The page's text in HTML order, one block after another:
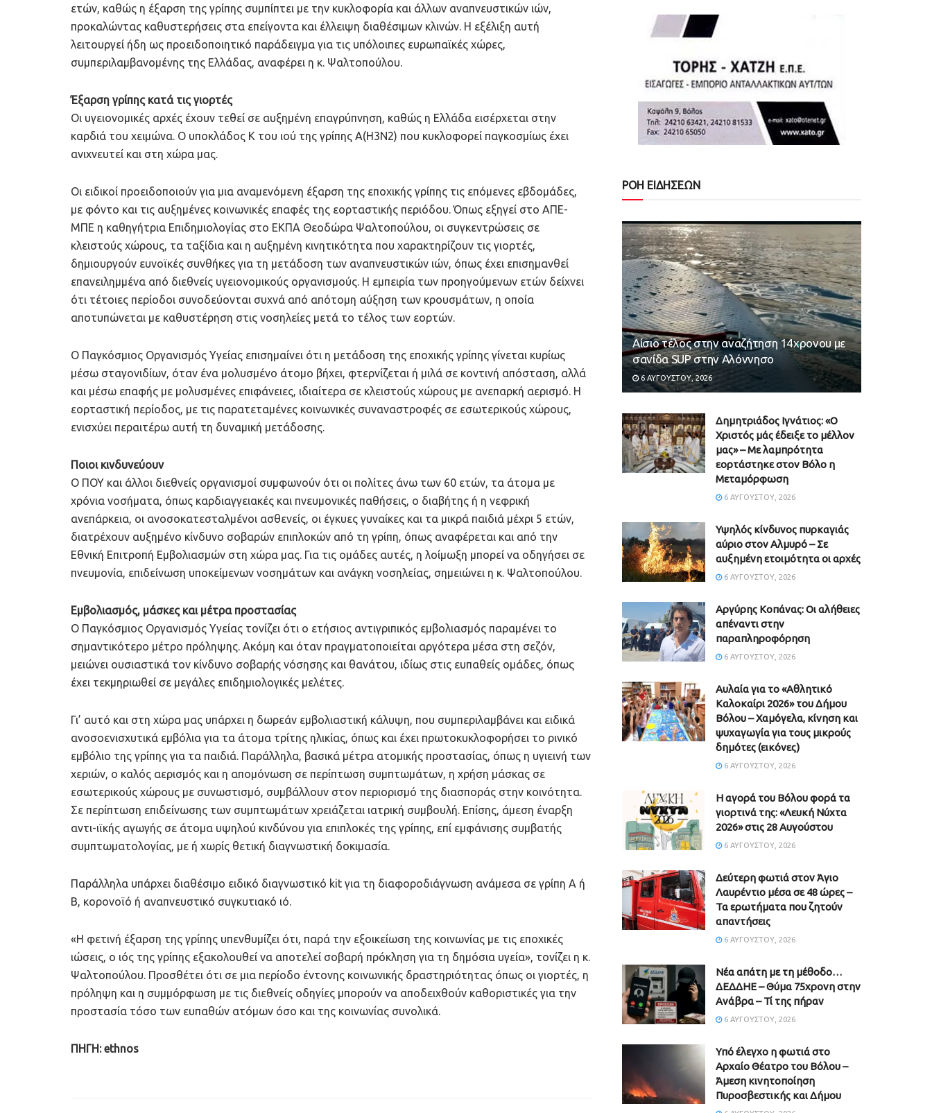
ετών, καθώς η έξαρση της γρίπης συμπίπτει με την κυκλοφορία και άλλων αναπνευστικών ιών,
προκαλώντας καθυστερήσεις στα επείγοντα και έλλειψη διαθέσιμων κλινών. Η εξέλιξη αυτή
λειτουργεί ήδη ως προειδοποιητικό παράδειγμα για τις υπόλοιπες ευρωπαϊκές χώρες,
συμπεριλαμβανομένης της Ελλάδας, αναφέρει η κ. Ψαλτοπούλου.
Έξαρση γρίπης κατά τις γιορτές
Οι υγειονομικές αρχές έχουν τεθεί σε αυξημένη επαγρύπνηση, καθώς η Ελλάδα εισέρχεται στην
καρδιά του χειμώνα. Ο υποκλάδος K του ιού της γρίπης A(H3N2) που κυκλοφορεί παγκοσμίως έχει
ανιχνευτεί και στη χώρα μας.
Οι ειδικοί προειδοποιούν για μια αναμενόμενη έξαρση της εποχικής γρίπης τις επόμενες εβδομάδες,
με φόντο και τις αυξημένες κοινωνικές επαφές της εορταστικής περιόδου. Όπως εξηγεί στο ΑΠΕ-
ΜΠΕ η καθηγήτρια Επιδημιολογίας στο ΕΚΠΑ Θεοδώρα Ψαλτοπούλου, οι συγκεντρώσεις σε
κλειστούς χώρους, τα ταξίδια και η αυξημένη κινητικότητα που χαρακτηρίζουν τις γιορτές,
δημιουργούν ευνοϊκές συνθήκες για τη μετάδοση των αναπνευστικών ιών, όπως έχει επισημανθεί
επανειλημμένα από διεθνείς υγειονομικούς οργανισμούς. Η εμπειρία των προηγούμενων ετών δείχνει
ότι τέτοιες περίοδοι συνοδεύονται συχνά από απότομη αύξηση των κρουσμάτων, η οποία
αποτυπώνεται με καθυστέρηση στις νοσηλείες μετά το τέλος των εορτών.
Ο Παγκόσμιος Οργανισμός Υγείας επισημαίνει ότι η μετάδοση της εποχικής γρίπης γίνεται κυρίως
μέσω σταγονιδίων, όταν ένα μολυσμένο άτομο βήχει, φτερνίζεται ή μιλά σε κοντινή απόσταση, αλλά
και μέσω επαφής με μολυσμένες επιφάνειες, ιδιαίτερα σε κλειστούς χώρους με ανεπαρκή αερισμό. Η
εορταστική περίοδος, με τις παρατεταμένες κοινωνικές συναναστροφές σε εσωτερικούς χώρους,
ενισχύει περαιτέρω αυτή τη δυναμική μετάδοσης.
Ποιοι κινδυνεύουν
Ο ΠΟΥ και άλλοι διεθνείς οργανισμοί συμφωνούν ότι οι πολίτες άνω των 60 ετών, τα άτομα με
χρόνια νοσήματα, όπως καρδιαγγειακές και πνευμονικές παθήσεις, ο διαβήτης ή η νεφρική
ανεπάρκεια, οι ανοσοκατεσταλμένοι ασθενείς, οι έγκυες γυναίκες και τα μικρά παιδιά μέχρι 5 ετών,
διατρέχουν αυξημένο κίνδυνο σοβαρών επιπλοκών από τη γρίπη, όπως αναφέρεται και από την
Εθνική Επιτροπή Εμβολιασμών στη χώρα μας. Για τις ομάδες αυτές, η λοίμωξη μπορεί να οδηγήσει σε
πνευμονία, επιδείνωση υποκείμενων νοσημάτων και ανάγκη νοσηλείας, σημειώνει η κ. Ψαλτοπούλου.
Εμβολιασμός, μάσκες και μέτρα προστασίας
Ο Παγκόσμιος Οργανισμός Υγείας τονίζει ότι ο ετήσιος αντιγριπικός εμβολιασμός παραμένει το
σημαντικότερο μέτρο πρόληψης. Ακόμη και όταν πραγματοποιείται αργότερα μέσα στη σεζόν,
μειώνει ουσιαστικά τον κίνδυνο σοβαρής νόσησης και θανάτου, ιδίως στις ευπαθείς ομάδες, όπως
έχει τεκμηριωθεί σε μεγάλες επιδημιολογικές μελέτες.
Γι’ αυτό και στη χώρα μας υπάρχει η δωρεάν εμβολιαστική κάλυψη, που συμπεριλαμβάνει και ειδικά
ανοσοενισχυτικά εμβόλια για τα άτομα τρίτης ηλικίας, όπως και έχει πρωτοκυκλοφορήσει το ρινικό
εμβόλιο της γρίπης για τα παιδιά. Παράλληλα, βασικά μέτρα ατομικής προστασίας, όπως η υγιεινή των
χεριών, ο καλός αερισμός και η απομόνωση σε περίπτωση συμπτωμάτων, η χρήση μάσκας σε
εσωτερικούς χώρους με συνωστισμό, συμβάλλουν στον περιορισμό της διασποράς στην κοινότητα.
Σε περίπτωση επιδείνωσης των συμπτωμάτων χρειάζεται ιατρική συμβουλή. Επίσης, άμεση έναρξη
αντι-ιϊκής αγωγής σε άτομα υψηλού κινδύνου για επιπλοκές της γρίπης, επί εμφάνισης συμβατής
συμπτωματολογίας, με ή χωρίς θετική διαγνωστική δοκιμασία.
Παράλληλα υπάρχει διαθέσιμο ειδικό διαγνωστικό kit για τη διαφοροδιάγνωση ανάμεσα σε γρίπη Α ή
Β, κορονοϊό ή αναπνευστικό συγκυτιακό ιό.
«Η φετινή έξαρση της γρίπης υπενθυμίζει ότι, παρά την εξοικείωση της κοινωνίας με τις εποχικές
ιώσεις, ο ιός της γρίπης εξακολουθεί να αποτελεί σοβαρή πρόκληση για τη δημόσια υγεία», τονίζει η κ.
Ψαλτοπούλου. Προσθέτει ότι σε μια περίοδο έντονης κοινωνικής δραστηριότητας όπως οι γιορτές, η
πρόληψη και η συμμόρφωση με τις διεθνείς οδηγίες μπορούν να αποδειχθούν καθοριστικές για την
προστασία τόσο των ευπαθών ατόμων όσο και της κοινωνίας συνολικά.
ΠΗΓΗ: ethnos
ΡΟΗ ΕΙΔΗΣΕΩΝ
Αίσιο τέλος στην αναζήτηση 14χρονου με
σανίδα SUP στην Αλόννησο
6 ΑΥΓΟΎΣΤΟΥ, 2026
Δημητριάδος Ιγνάτιος: «Ο
Χριστός μάς έδειξε το μέλλον
μας» – Με λαμπρότητα
εορτάστηκε στον Βόλο η
Μεταμόρφωση
6 ΑΥΓΟΎΣΤΟΥ, 2026
Υψηλός κίνδυνος πυρκαγιάς
αύριο στον Αλμυρό – Σε
αυξημένη ετοιμότητα οι αρχές
6 ΑΥΓΟΎΣΤΟΥ, 2026
Aργύρης Κοπάνας: Οι αλήθειες
απέναντι στην
παραπληροφόρηση
6 ΑΥΓΟΎΣΤΟΥ, 2026
Αυλαία για το «Αθλητικό
Καλοκαίρι 2026» του Δήμου
Βόλου – Χαμόγελα, κίνηση και
ψυχαγωγία για τους μικρούς
δημότες (εικόνες)
6 ΑΥΓΟΎΣΤΟΥ, 2026
Η αγορά του Βόλου φορά τα
γιορτινά της: «Λευκή Νύχτα
2026» στις 28 Αυγούστου
6 ΑΥΓΟΎΣΤΟΥ, 2026
Δεύτερη φωτιά στον Άγιο
Λαυρέντιο μέσα σε 48 ώρες –
Τα ερωτήματα που ζητούν
απαντήσεις
6 ΑΥΓΟΎΣΤΟΥ, 2026
Νέα απάτη με τη μέθοδο…
ΔΕΔΔΗΕ – Θύμα 75χρονη στην
Ανάβρα – Τί της πήραν
6 ΑΥΓΟΎΣΤΟΥ, 2026
Υπό έλεγχο η φωτιά στο
Αρχαίο Θέατρο του Βόλου –
Άμεση κινητοποίηση
Πυροσβεστικής και Δήμου